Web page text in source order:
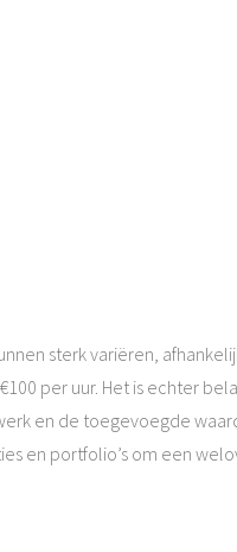
sterk variëren,
per uur. Het is echter
en de toegevoegde
en portfolio’s om een